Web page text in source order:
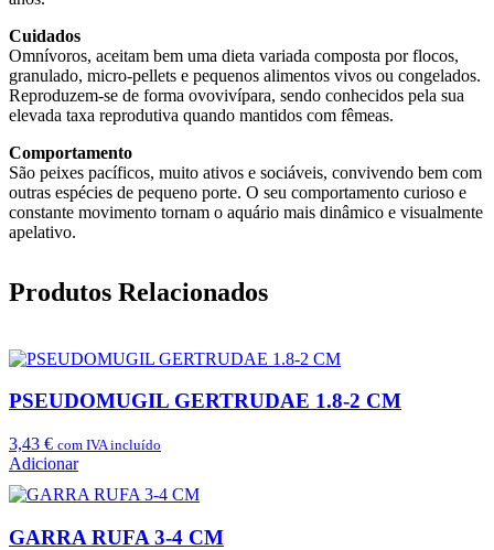
Cuidados
Omnívoros, aceitam bem uma dieta variada composta por flocos,
granulado, micro‑pellets e pequenos alimentos vivos ou congelados.
Reproduzem‑se de forma ovovivípara, sendo conhecidos pela sua
elevada taxa reprodutiva quando mantidos com fêmeas.
Comportamento
São peixes pacíficos, muito ativos e sociáveis, convivendo bem com
outras espécies de pequeno porte. O seu comportamento curioso e
constante movimento tornam o aquário mais dinâmico e visualmente
apelativo.
Produtos Relacionados
PSEUDOMUGIL GERTRUDAE 1.8-2 CM
3,43 € com IVA incluído
Adicionar
GARRA RUFA 3-4 CM